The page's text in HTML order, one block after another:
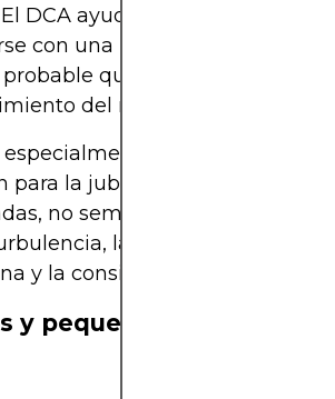
DCA ayuda a eliminar la
con una inversión
que las decisiones se
del mercado o los
valioso para los
para la jubilación o acumulan
no semanas. Incluso si el
la naturaleza
y la consistencia.
y pequeñas cantidades